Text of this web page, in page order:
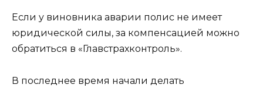
Если у виновника аварии полис не имеет
юридической силы, за компенсацией можно
обратиться в «Главстрахконтроль».
В последнее время начали делать